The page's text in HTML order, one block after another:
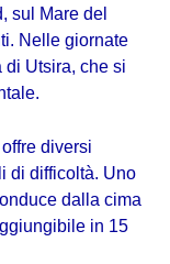
sul Mare del
Nelle giornate
di Utsira, che si
diversi
di difficoltà. Uno
dalla cima
in 15